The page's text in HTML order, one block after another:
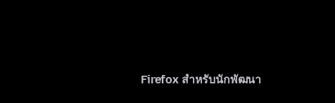
Firefox สำหรับนักพัฒนา